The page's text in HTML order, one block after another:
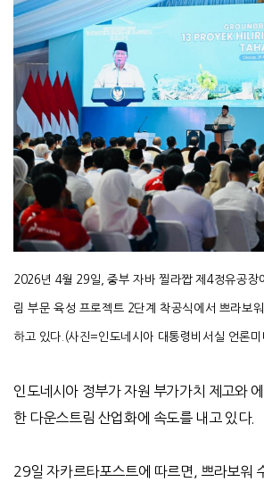
2026년 4월 29일 ,중부 자바 찔라짭 제4정유공장
림 부문 육성 프로젝트 2단계 착공식에서 쁘라보
하고 있다 .(사진=인도네시아 대통령비서실 언론
인도네시아 정부가 자원 부가가치 제고와
한 다운스트림 산업화에 속도를 내고 있다.
29일 자카르타포스트에 따르면 쁘라보워